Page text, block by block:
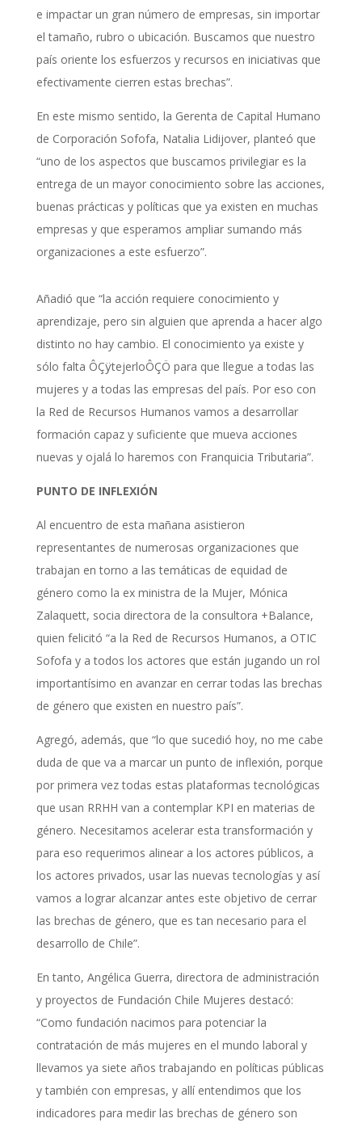
e impactar un gran número de empresas, sin importar
el tamaño, rubro o ubicación. Buscamos que nuestro
país oriente los esfuerzos y recursos en iniciativas que
efectivamente cierren estas brechas”.
En este mismo sentido, la Gerenta de Capital Humano
de Corporación Sofofa, Natalia Lidijover, planteó que
“uno de los aspectos que buscamos privilegiar es la
entrega de un mayor conocimiento sobre las acciones,
buenas prácticas y políticas que ya existen en muchas
empresas y que esperamos ampliar sumando más
organizaciones a este esfuerzo”.
Añadió que “la acción requiere conocimiento y
aprendizaje, pero sin alguien que aprenda a hacer algo
distinto no hay cambio. El conocimiento ya existe y
sólo falta ÔÇÿtejerloÔÇÖ para que llegue a todas las
mujeres y a todas las empresas del país. Por eso con
la Red de Recursos Humanos vamos a desarrollar
formación capaz y suficiente que mueva acciones
nuevas y ojalá lo haremos con Franquicia Tributaria”.
PUNTO DE INFLEXIÓN
Al encuentro de esta mañana asistieron
representantes de numerosas organizaciones que
trabajan en torno a las temáticas de equidad de
género como la ex ministra de la Mujer, Mónica
Zalaquett, socia directora de la consultora +Balance,
quien felicitó “a la Red de Recursos Humanos, a OTIC
Sofofa y a todos los actores que están jugando un rol
importantísimo en avanzar en cerrar todas las brechas
de género que existen en nuestro país”.
Agregó, además, que “lo que sucedió hoy, no me cabe
duda de que va a marcar un punto de inflexión, porque
por primera vez todas estas plataformas tecnológicas
que usan RRHH van a contemplar KPI en materias de
género. Necesitamos acelerar esta transformación y
para eso requerimos alinear a los actores públicos, a
los actores privados, usar las nuevas tecnologías y así
vamos a lograr alcanzar antes este objetivo de cerrar
las brechas de género, que es tan necesario para el
desarrollo de Chile”.
En tanto, Angélica Guerra, directora de administración
y proyectos de Fundación Chile Mujeres destacó:
“Como fundación nacimos para potenciar la
contratación de más mujeres en el mundo laboral y
llevamos ya siete años trabajando en políticas públicas
y también con empresas, y allí entendimos que los
indicadores para medir las brechas de género son